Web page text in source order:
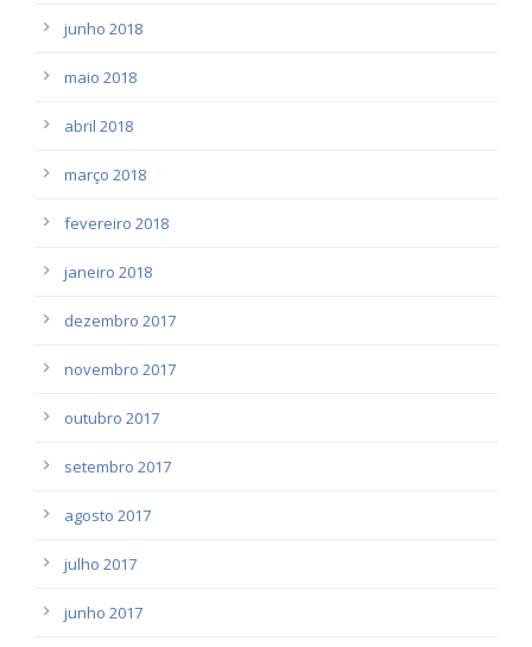
junho 2018
maio 2018
abril 2018
março 2018
fevereiro 2018
janeiro 2018
dezembro 2017
novembro 2017
outubro 2017
setembro 2017
agosto 2017
julho 2017
junho 2017